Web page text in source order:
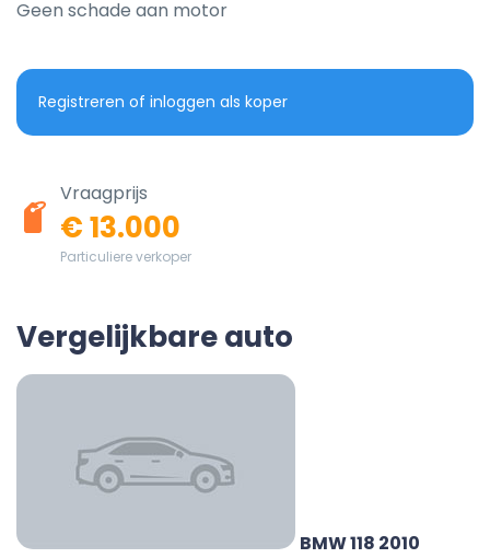
Geen schade aan motor
Registreren of inloggen als koper
Vraagprijs
€ 13.000
Particuliere verkoper
Vergelijkbare auto
BMW 118 2010